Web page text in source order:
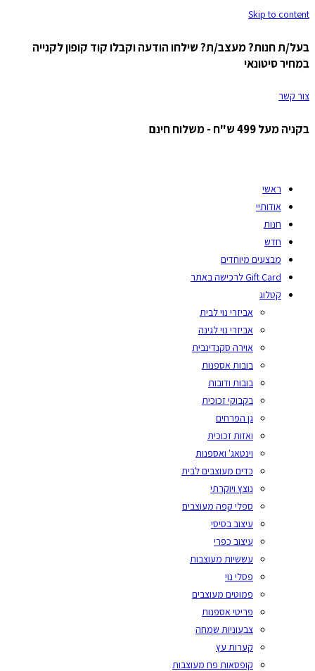
Skip to content
בעל/ת חנות? מעצב/ת? שילחו הודעה וקבלו קוד קופון לקנייה
במחיר סיטונאי
צור קשר
בקניה מעל 499 ש"ח - משלוח חינם
ראשי
אודותיי
חנות
חדש
מבצעים מיוחדים
Gift Card לרכישה באתר
קטלוג
אביזרי נוי לבית
אביזרי נוי לגינה
אוירה סקנדינבית
בובות אספנות
בובות ודובות
בקבוקי זכוכית
גן הפרחים
ואזות זכוכית
וינטאג' ואספנות
כדים מעוצבים לבית
נוצץ ויוקרתי
ספלי קפה מעוצבים
עיצוב בסיסי
עיצוב כפרי
עששיות מעוצבות
פסלי נוי
פמוטים מעוצבים
פריטי אספנות
צבעוניות שמחה
קערות עץ
קופסאות פח מעוצבות